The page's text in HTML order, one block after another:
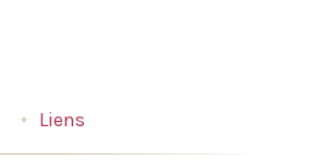
Liens